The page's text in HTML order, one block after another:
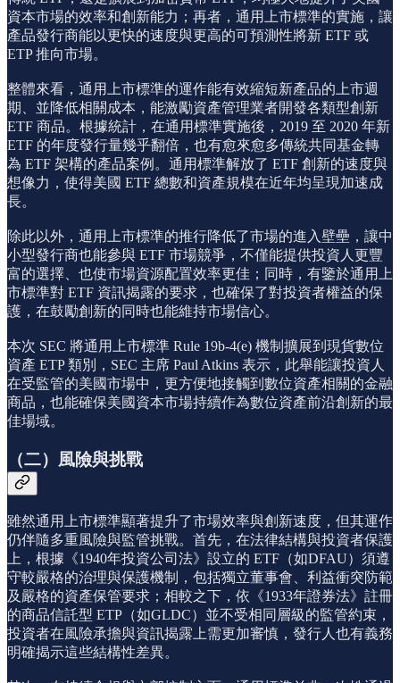
資本市場的效率和創新能力；再者，通用上市標準的實施，讓
產品發行商能以更快的速度與更高的可預測性將新 ETF 或
ETP 推向市場。
整體來看，通用上市標準的運作能有效縮短新產品的上市週
期、並降低相關成本，能激勵資產管理業者開發各類型創新
ETF 商品。根據統計，在通用標準實施後，2019 至 2020 年新
ETF 的年度發行量幾乎翻倍，也有愈來愈多傳統共同基金轉
為 ETF 架構的產品案例。通用標準解放了 ETF 創新的速度與
想像力，使得美國 ETF 總數和資產規模在近年均呈現加速成
長。
除此以外，通用上市標準的推行降低了市場的進入壁壘，讓中
小型發行商也能參與 ETF 市場競爭，不僅能提供投資人更豐
富的選擇、也使市場資源配置效率更佳；同時，有鑒於通用上
市標準對 ETF 資訊揭露的要求，也確保了對投資者權益的保
護，在鼓勵創新的同時也能維持市場信心。
本次 SEC 將通用上市標準 Rule 19b-4(e) 機制擴展到現貨數位
資產 ETP 類別，SEC 主席 Paul Atkins 表示，此舉能讓投資人
在受監管的美國市場中，更方便地接觸到數位資產相關的金融
商品，也能確保美國資本市場持續作為數位資產前沿創新的最
佳場域。
（二）風險與挑戰
雖然通用上市標準顯著提升了市場效率與創新速度，但其運作
仍伴隨多重風險與監管挑戰。首先，在法律結構與投資者保護
上，根據《1940年投資公司法》設立的 ETF（如DFAU）須遵
守較嚴格的治理與保護機制，包括獨立董事會、利益衝突防範
及嚴格的資產保管要求；相較之下，依《1933年證券法》註冊
的商品信託型 ETP（如GLDC）並不受相同層級的監管約束，
投資者在風險承擔與資訊揭露上需更加審慎，發行人也有義務
明確揭示這些結構性差異。